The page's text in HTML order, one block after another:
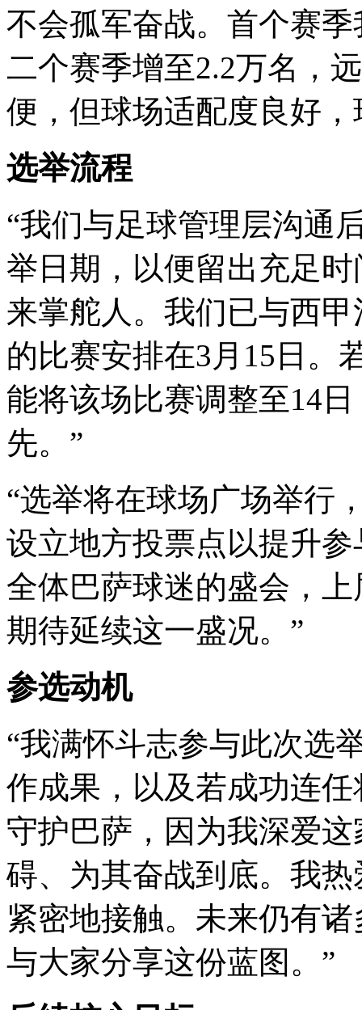
不会孤军奋战。首个赛
二个赛季增至2.2万名，
便，但球场适配度良好
选举流程
“我们与足球管理层沟通
举日期，以便留出充足
来掌舵人。我们已与西
的比赛安排在3月15日。
能将该场比赛调整至14
先。”
“选举将在球场广场举行
设立地方投票点以提升
全体巴萨球迷的盛会，
期待延续这一盛况。”
参选动机
“我满怀斗志参与此次选
作成果，以及若成功连
守护巴萨，因为我深爱
碍、为其奋战到底。我
紧密地接触。未来仍有
与大家分享这份蓝图。”